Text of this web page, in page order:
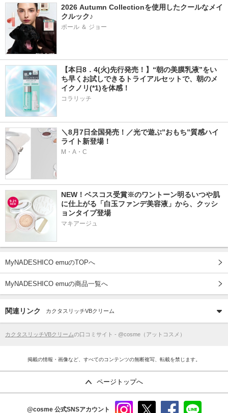
2026 Autumn Collectionを使用したクールなメイ
クルック♪
ポール ＆ ジョー
【本日8．4(火)先行発売！】“朝の美膜乳液”をい
ち早くお試しできるトライアルセットで、朝のメ
イクノリ(*1)を体感！
コラリッチ
＼8月7日全国発売！／光で遊ぶ”おもち”質感ハイ
ライト新登場！
M・A・C
NEW！ベスコス受賞※のワントーン明るいつや肌
に仕上がる「白玉ファンデ美容液」から、クッシ
ョンタイプ登場
マキアージュ
MyNADESHICO emuのTOPへ
MyNADESHICO emuの商品一覧へ
関連リンク カクタスリッチVBクリーム
カクタスリッチVBクリームの口コミサイト - @cosme（アットコスメ）
掲載の情報・画像など、すべてのコンテンツの無断複写、転載を禁じます。
ページトップへ
@cosme 公式SNSアカウント